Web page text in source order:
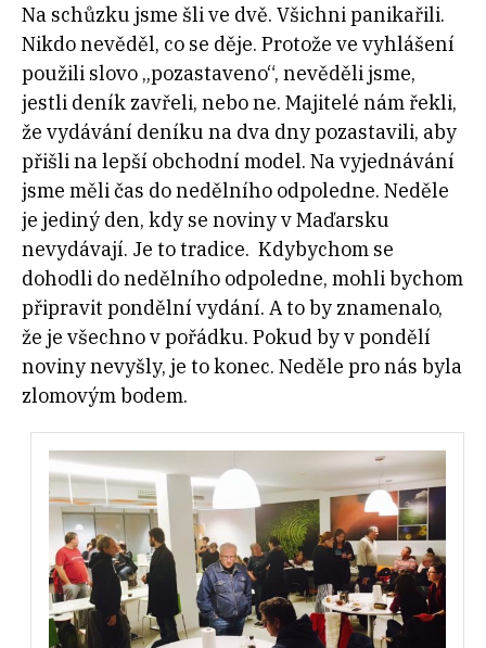
Na schůzku jsme šli ve dvě. Všichni panikařili.
Nikdo nevěděl, co se děje. Protože ve vyhlášení
použili slovo „pozastaveno“, nevěděli jsme,
jestli deník zavřeli, nebo ne. Majitelé nám řekli,
že vydávání deníku na dva dny pozastavili, aby
přišli na lepší obchodní model. Na vyjednávání
jsme měli čas do nedělního odpoledne. Neděle
je jediný den, kdy se noviny v Maďarsku
nevydávají. Je to tradice. Kdybychom se
dohodli do nedělního odpoledne, mohli bychom
připravit pondělní vydání. A to by znamenalo,
že je všechno v pořádku. Pokud by v pondělí
noviny nevyšly, je to konec. Neděle pro nás byla
zlomovým bodem.